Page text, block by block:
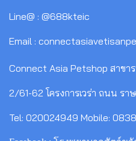
Line@ : @688kteic
Email :
Connect Asia Petshop สาข
2/61-62 โครงการเวร่า ถนน ร
Tel: 020024949 Mobile: